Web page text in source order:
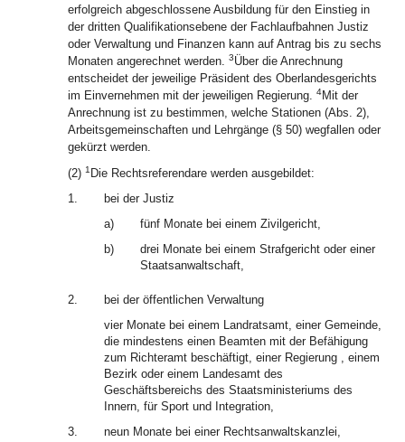
erfolgreich abgeschlossene Ausbildung für den Einstieg in
der dritten Qualifikationsebene der Fachlaufbahnen Justiz
oder Verwaltung und Finanzen kann auf Antrag bis zu sechs
Monaten angerechnet werden. 3Über die Anrechnung
entscheidet der jeweilige Präsident des Oberlandesgerichts
im Einvernehmen mit der jeweiligen Regierung. 4Mit der
Anrechnung ist zu bestimmen, welche Stationen (Abs. 2),
Arbeitsgemeinschaften und Lehrgänge (§ 50) wegfallen oder
gekürzt werden.
(2) 1 Die Rechtsreferendare werden ausgebildet:
1.
bei der Justiz
a)
fünf Monate bei einem Zivilgericht,
b)
drei Monate bei einem Strafgericht oder einer
Staatsanwaltschaft,
2.
bei der öffentlichen Verwaltung
vier Monate bei einem Landratsamt, einer Gemeinde,
die mindestens einen Beamten mit der Befähigung
zum Richteramt beschäftigt, einer Regierung , einem
Bezirk oder einem Landesamt des
Geschäftsbereichs des Staatsministeriums des
Innern, für Sport und Integration,
3.
neun Monate bei einer Rechtsanwaltskanzlei,